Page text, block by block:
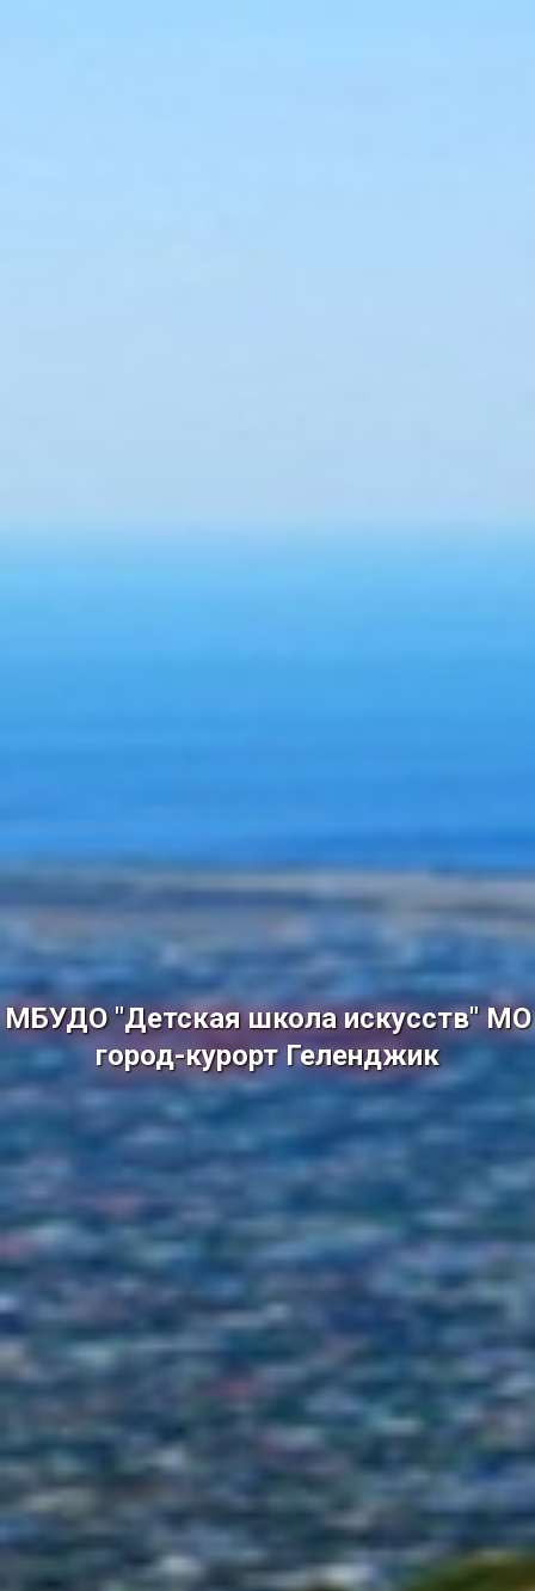
МБУДО "Детская школа искусств" МО
город-курорт Геленджик